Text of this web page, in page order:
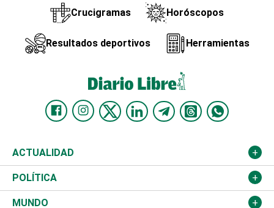
Crucigramas Horóscopos
Resultados deportivos Herramientas
ACTUALIDAD
Nacional
Ciudad
POLÍTICA
Partidos
MUNDO